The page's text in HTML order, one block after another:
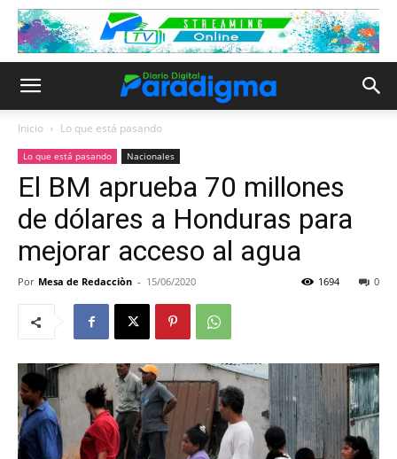
Inicio Lo que está pasando
Lo que está pasando Nacionales
El BM aprueba 70 millones
de dólares a Honduras para
mejorar acceso al agua
Por Mesa de Redacciòn - 15/06/2020 0
1694